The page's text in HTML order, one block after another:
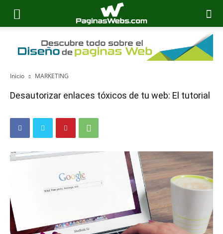
Inicio MARKETING
Desautorizar enlaces tóxicos de tu web: El tutorial